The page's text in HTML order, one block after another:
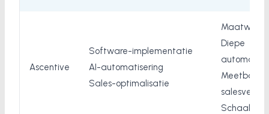
Ascentive
Software-implementatie
AI-automatisering
Sales-optimalisatie
Maatwerk
Diepe
Meetbare